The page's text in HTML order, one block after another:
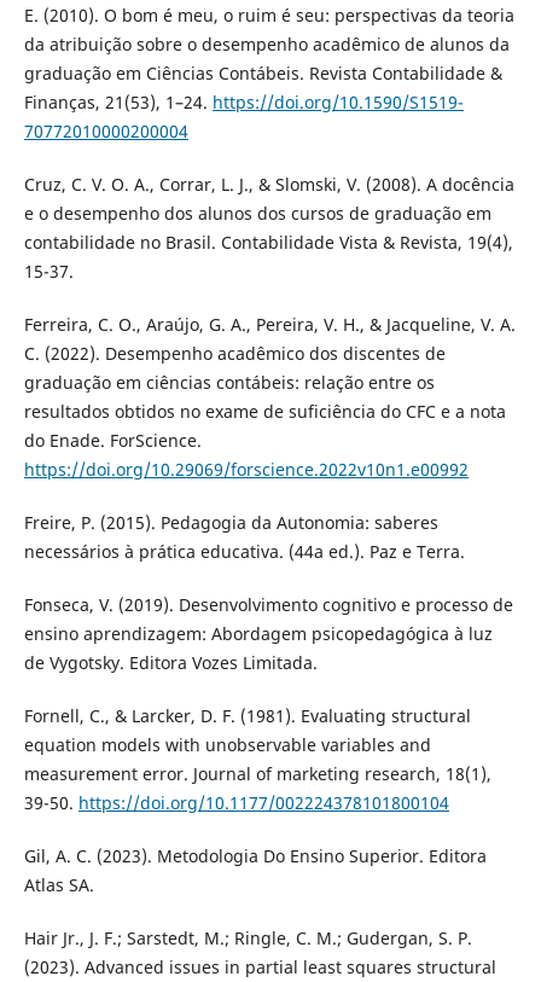
E. (2010). O bom é meu, o ruim é seu: perspectivas da teoria
da atribuição sobre o desempenho acadêmico de alunos da
graduação em Ciências Contábeis. Revista Contabilidade &
Finanças, 21(53), 1–24. https://doi.org/10.1590/S1519-
70772010000200004
Cruz, C. V. O. A., Corrar, L. J., & Slomski, V. (2008). A docência
e o desempenho dos alunos dos cursos de graduação em
contabilidade no Brasil. Contabilidade Vista & Revista, 19(4),
15-37.
Ferreira, C. O., Araújo, G. A., Pereira, V. H., & Jacqueline, V. A.
C. (2022). Desempenho acadêmico dos discentes de
graduação em ciências contábeis: relação entre os
resultados obtidos no exame de suficiência do CFC e a nota
do Enade. ForScience.
https://doi.org/10.29069/forscience.2022v10n1.e00992
Freire, P. (2015). Pedagogia da Autonomia: saberes
necessários à prática educativa. (44a ed.). Paz e Terra.
Fonseca, V. (2019). Desenvolvimento cognitivo e processo de
ensino aprendizagem: Abordagem psicopedagógica à luz
de Vygotsky. Editora Vozes Limitada.
Fornell, C., & Larcker, D. F. (1981). Evaluating structural
equation models with unobservable variables and
measurement error. Journal of marketing research, 18(1),
39-50. https://doi.org/10.1177/002224378101800104
Gil, A. C. (2023). Metodologia Do Ensino Superior. Editora
Atlas SA.
Hair Jr., J. F.; Sarstedt, M.; Ringle, C. M.; Gudergan, S. P.
(2023). Advanced issues in partial least squares structural